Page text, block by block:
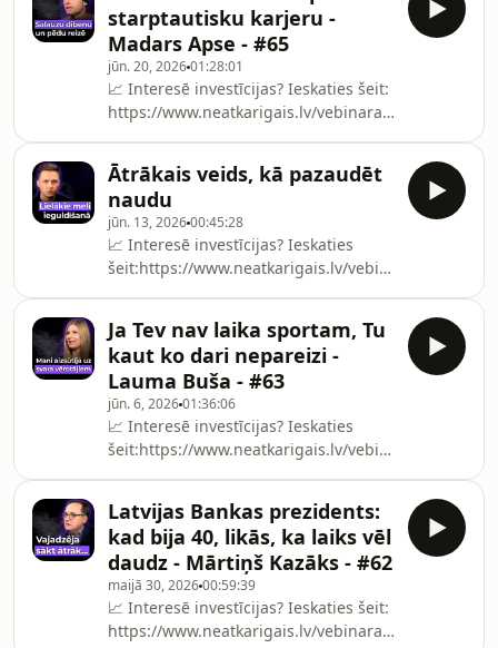
investīciju e-pastiem:
https://valtersvalters.lv/podcasty***🔗
ViesisElmārs
Tannishttps://www.instagram.com/elmarstannis/
***Pald
starptautisku karjeru -
Madars Apse - #65
jūn. 20, 202601:28:01
📈 Interesē investīcijas? Ieskaties šeit:
https://www.neatkarigais.lv/vebinara-
📩 Pieraksties maniem iknedēļas
investīciju e-pastiem:
https://valtersvalters.lv/podcasty***🔗
ViesisMadars
Apsehttps://www.instagram.com/madarsapse/
atbalstītājiem 🙏☕️ Kalve Coffee Kafija
birojā: h
Ātrākais veids, kā pazaudēt
naudu
jūn. 13, 202600:45:28
📈 Interesē investīcijas? Ieskaties
šeit:https://www.neatkarigais.lv/vebinara-
📩 Pieraksties maniem iknedēļas
investīciju e-pastiem:
https://valtersvalters.lv/podcasty
***Paldies atbalstītājiem 🙏☕️ Kalve
Coffee Kafija birojā:
https://bit.ly/3YKXCkWAtlaide
internetveikalā ar kodu: kafija
Ja Tev nav laika sportam, Tu
kaut ko dari nepareizi -
Lauma Buša - #63
jūn. 6, 202601:36:06
📈 Interesē investīcijas? Ieskaties
šeit:https://www.neatkarigais.lv/vebinara-
📩 Pieraksties maniem iknedēļas
investīciju e-
pastiem:https://valtersvalters.lv/podcasty***🔗
ViesisFitnesa entuziaste un sertificēta
uztura trenere Lauma
Buša.https://www.instagram.com/lauma.busa/
Latvijas Bankas prezidents:
kad bija 40, likās, ka laiks vēl
daudz - Mārtiņš Kazāks - #62
maijā 30, 202600:59:39
📈 Interesē investīcijas? Ieskaties šeit:
https://www.neatkarigais.lv/vebinara-